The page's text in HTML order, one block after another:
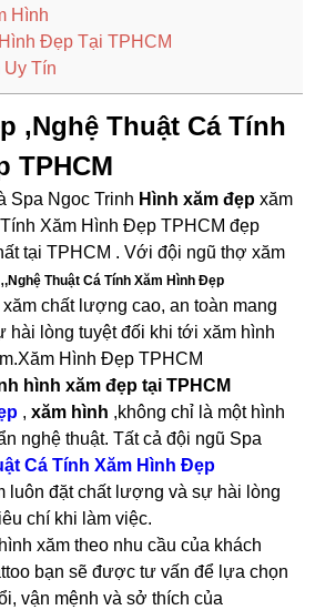
Hình
Đẹp Tại TPHCM
Uy Tín
,Nghệ Thuật Cá Tính
TPHCM
Spa Ngoc Trinh Hình xăm đẹp xăm
Xăm Hình Đẹp TPHCM đẹp
tại TPHCM . Với đội ngũ thợ xăm
,Nghệ Thuật Cá Tính Xăm Hình Đẹp
chất lượng cao, an toàn mang
hài lòng tuyệt đối khi tới xăm hình
Hình Đẹp TPHCM
hình xăm đẹp tại TPHCM
,xăm hình ,không chỉ là một hình
nghệ thuật. Tất cả đội ngũ Spa
Cá Tính Xăm Hình Đẹp
luôn đặt chất lượng và sự hài lòng
chí khi làm việc.
xăm theo nhu cầu của khách
bạn sẽ được tư vấn để lựa chọn
vận mệnh và sở thích của